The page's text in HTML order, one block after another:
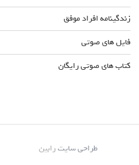
زندگینامه افراد موفق
فایل های صوتی
کتاب های صوتی رایگان
طراحی سایترابین